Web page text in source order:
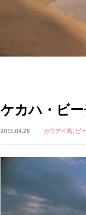
ケカハ・ビ
2011.04.28 カウアイ島 ビ